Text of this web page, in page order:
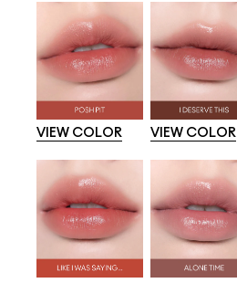
VIEW COLOR VIEW COLOR